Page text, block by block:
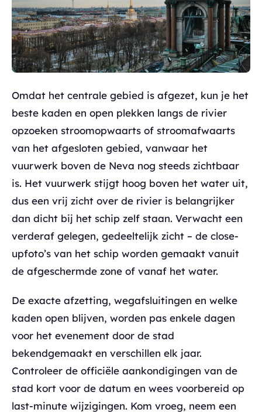
Omdat het centrale gebied is afgezet, kun je het
beste kaden en open plekken langs de rivier
opzoeken stroomopwaarts of stroomafwaarts
van het afgesloten gebied, vanwaar het
vuurwerk boven de Neva nog steeds zichtbaar
is. Het vuurwerk stijgt hoog boven het water uit,
dus een vrij zicht over de rivier is belangrijker
dan dicht bij het schip zelf staan. Verwacht een
verderaf gelegen, gedeeltelijk zicht – de close-
upfoto’s van het schip worden gemaakt vanuit
de afgeschermde zone of vanaf het water.
De exacte afzetting, wegafsluitingen en welke
kaden open blijven, worden pas enkele dagen
voor het evenement door de stad
bekendgemaakt en verschillen elk jaar.
Controleer de officiële aankondigingen van de
stad kort voor de datum en wees voorbereid op
last-minute wijzigingen. Kom vroeg, neem een